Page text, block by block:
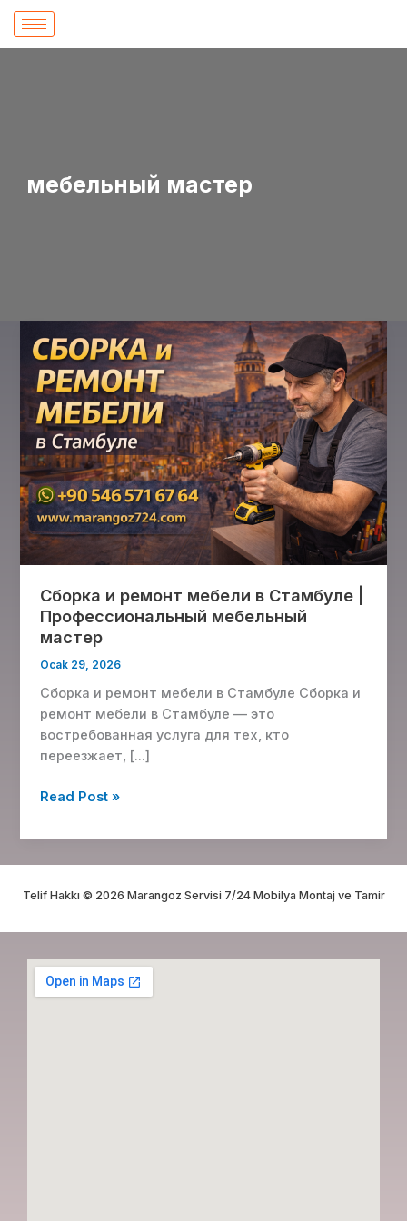
İçeriğe
atla
мебельный мастер
Сборка и ремонт мебели в Стамбуле |
Профессиональный мебельный
мастер
Ocak 29, 2026
Сборка и ремонт мебели в Стамбуле Сборка и
ремонт мебели в Стамбуле — это
востребованная услуга для тех, кто
переезжает, […]
и
ремонт
мебели
в
Стамбуле
|
Профессиональный
мебельный
мастер
Read Post »
Telif Hakkı © 2026 Marangoz Servisi 7/24 Mobilya Montaj ve Tamir